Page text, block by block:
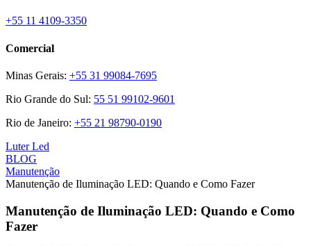
+55 11 4109-3350
Comercial
Minas Gerais: +55 31 99084-7695
Rio Grande do Sul: 55 51 99102-9601
Rio de Janeiro: +55 21 98790-0190
Luter Led
BLOG
Manutenção
Manutenção de Iluminação LED: Quando e Como Fazer
Manutenção de Iluminação LED: Quando e Como
Fazer